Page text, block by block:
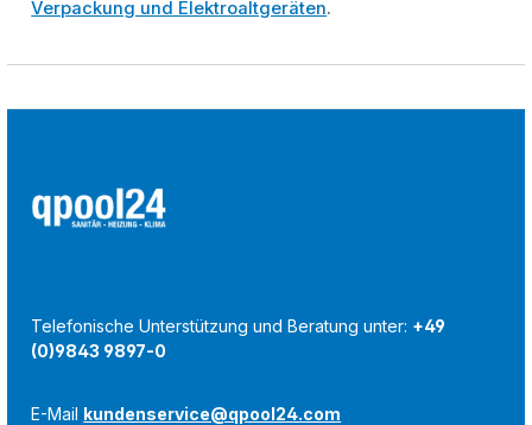
Verpackung und Elektroaltgeräten.
Telefonische Unterstützung und Beratung unter: +49
(0)9843 9897-0
E-Mail kundenservice@qpool24.com